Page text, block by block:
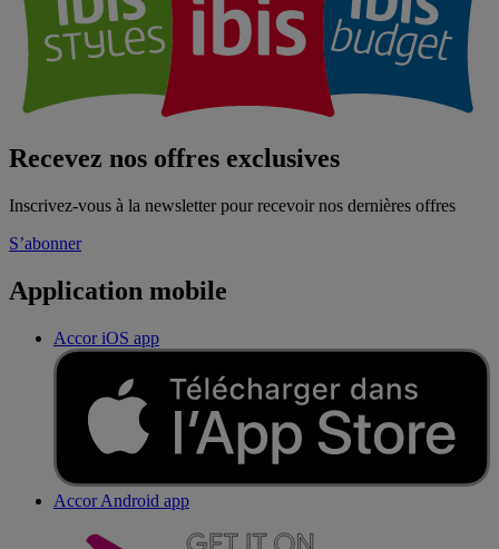
Recevez nos offres exclusives
Inscrivez-vous à la newsletter pour recevoir nos dernières offres
S’abonner
Application mobile
Accor iOS app
Accor Android app